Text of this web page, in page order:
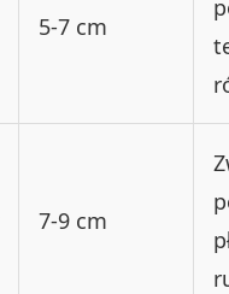
5-7 cm
7-9 cm